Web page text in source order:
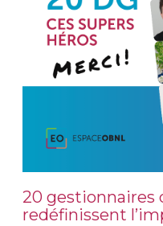
20 gestionnaires
redéfinissent